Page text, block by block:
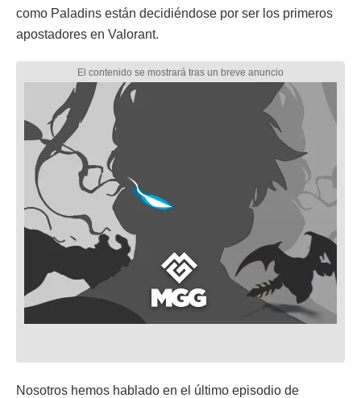
como Paladins están decidiéndose por ser los primeros
apostadores en Valorant.
Nosotros hemos hablado en el último episodio de